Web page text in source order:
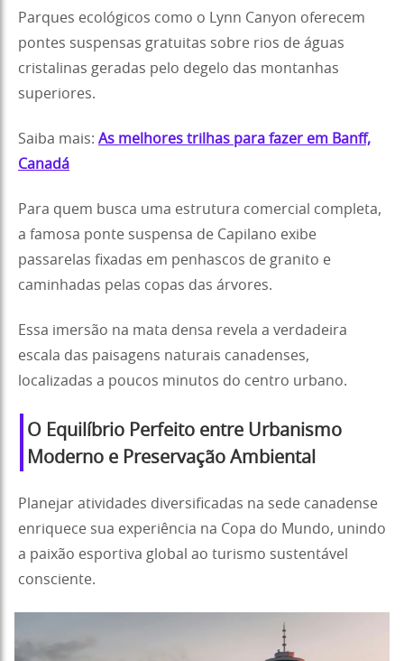
Parques ecológicos como o Lynn Canyon oferecem
pontes suspensas gratuitas sobre rios de águas
cristalinas geradas pelo degelo das montanhas
superiores.
Saiba mais: As melhores trilhas para fazer em Banff,
Canadá
Para quem busca uma estrutura comercial completa,
a famosa ponte suspensa de Capilano exibe
passarelas fixadas em penhascos de granito e
caminhadas pelas copas das árvores.
Essa imersão na mata densa revela a verdadeira
escala das paisagens naturais canadenses,
localizadas a poucos minutos do centro urbano.
O Equilíbrio Perfeito entre Urbanismo
Moderno e Preservação Ambiental
Planejar atividades diversificadas na sede canadense
enriquece sua experiência na Copa do Mundo, unindo
a paixão esportiva global ao turismo sustentável
consciente.